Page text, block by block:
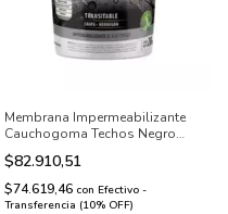
Membrana Impermeabilizante
Cauchogoma Techos Negro
10kg
$82.910,51
$74.619,46 con Efectivo -
Transferencia (10% OFF)